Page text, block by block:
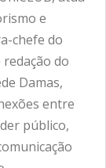
e
chefe do
do
Damas,
entre
público,